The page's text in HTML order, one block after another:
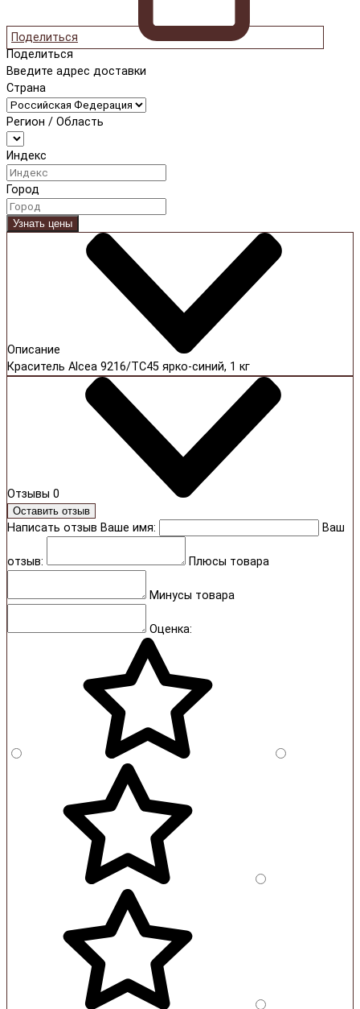
Поделиться
Поделиться
Введите адрес доставки
Страна
Регион / Область
Индекс
Город
Узнать цены
Описание
Краситель Alcea 9216/TC45 ярко-синий, 1 кг
Отзывы 0
Оставить отзыв
Написать отзыв Ваше имя: Ваш
отзыв: Плюсы товара
Минусы товара
Оценка: